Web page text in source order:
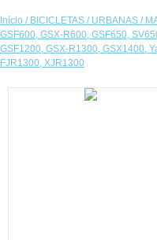
Início / BICICLETAS / URBANAS /
GSF600, GSX-R600, GSF650,
GSF1200, GSX-R1300, GSX1400,
FJR1300, XJR1300